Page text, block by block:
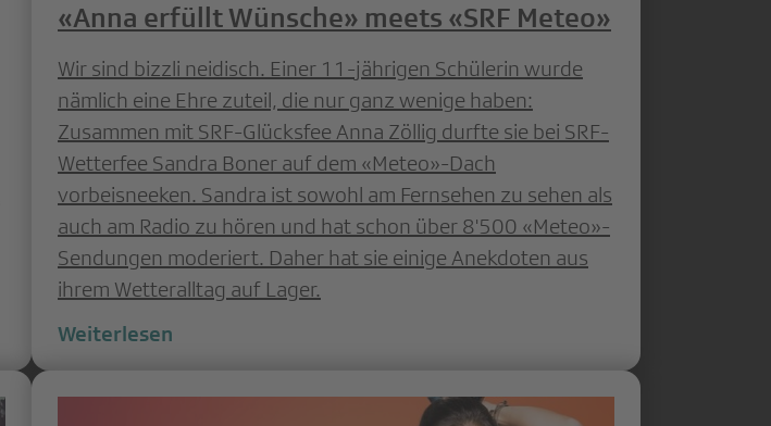
«Anna erfüllt Wünsche» meets «SRF Meteo»
Wir sind bizzli neidisch. Einer 11-jährigen Schülerin wurde
nämlich eine Ehre zuteil, die nur ganz wenige haben:
Zusammen mit SRF-Glücksfee Anna Zöllig durfte sie bei SRF-
Wetterfee Sandra Boner auf dem «Meteo»-Dach
vorbeisneeken. Sandra ist sowohl am Fernsehen zu sehen als
auch am Radio zu hören und hat schon über 8'500 «Meteo»-
Sendungen moderiert. Daher hat sie einige Anekdoten aus
ihrem Wetteralltag auf Lager.
Weiterlesen